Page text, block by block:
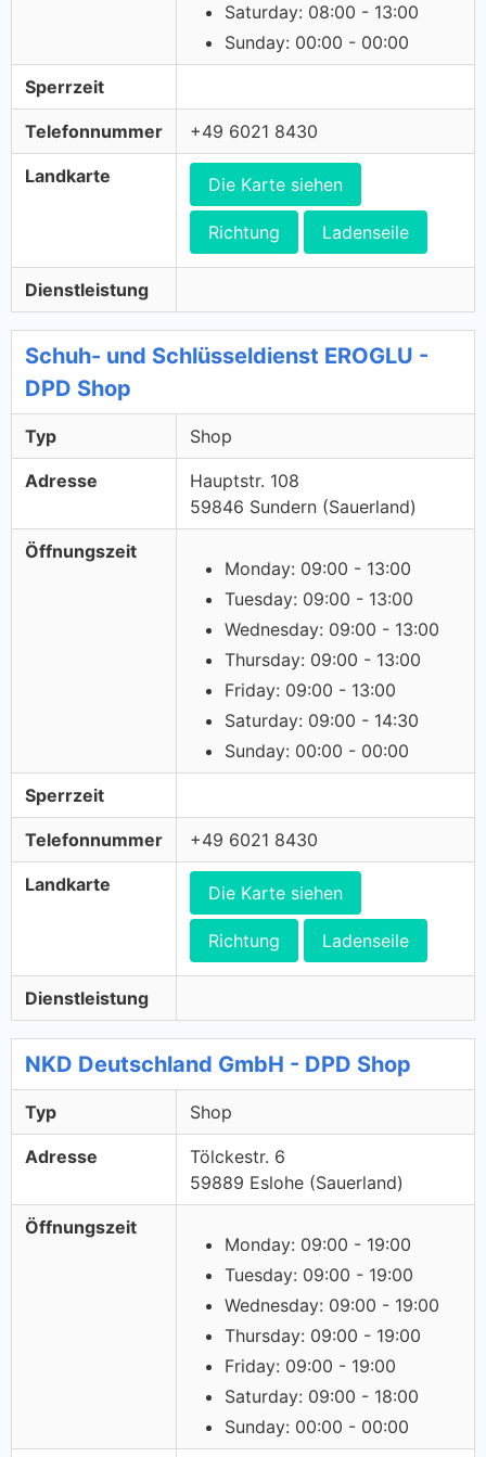
Saturday: 08:00 - 13:00
Sunday: 00:00 - 00:00
Sperrzeit
Telefonnummer +49 6021 8430
Landkarte Die Karte siehen
Richtung Ladenseile
Dienstleistung
Schuh- und Schlüsseldienst EROGLU -
DPD Shop
Typ Shop
Adresse
Hauptstr. 108
59846 Sundern (Sauerland)
Öffnungszeit
Monday: 09:00 - 13:00
Tuesday: 09:00 - 13:00
Wednesday: 09:00 - 13:00
Thursday: 09:00 - 13:00
Friday: 09:00 - 13:00
Saturday: 09:00 - 14:30
Sunday: 00:00 - 00:00
Sperrzeit
Telefonnummer +49 6021 8430
Landkarte Die Karte siehen
Richtung Ladenseile
Dienstleistung
NKD Deutschland GmbH - DPD Shop
Typ Shop
Adresse
Tölckestr. 6
59889 Eslohe (Sauerland)
Öffnungszeit
Monday: 09:00 - 19:00
Tuesday: 09:00 - 19:00
Wednesday: 09:00 - 19:00
Thursday: 09:00 - 19:00
Friday: 09:00 - 19:00
Saturday: 09:00 - 18:00
Sunday: 00:00 - 00:00